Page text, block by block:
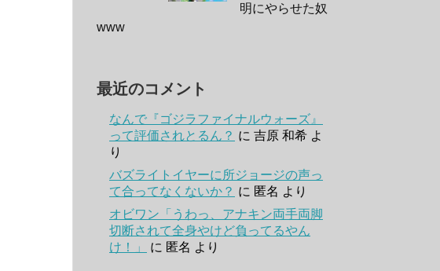
明にやらせた奴
www
最近のコメント
なんで『ゴジラファイナルウォーズ』
って評価されとるん？ に 吉原 和希 よ
り
バズライトイヤーに所ジョージの声っ
て合ってなくないか？ に 匿名 より
オビワン「うわっ、アナキン両手両脚
切断されて全身やけど負ってるやん
け！」
に 匿名 より